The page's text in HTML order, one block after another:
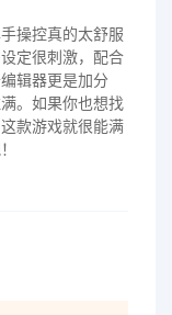
操控真的太舒服
定很刺激，配合
辑器更是加分
。如果你也想找
款游戏就很能满